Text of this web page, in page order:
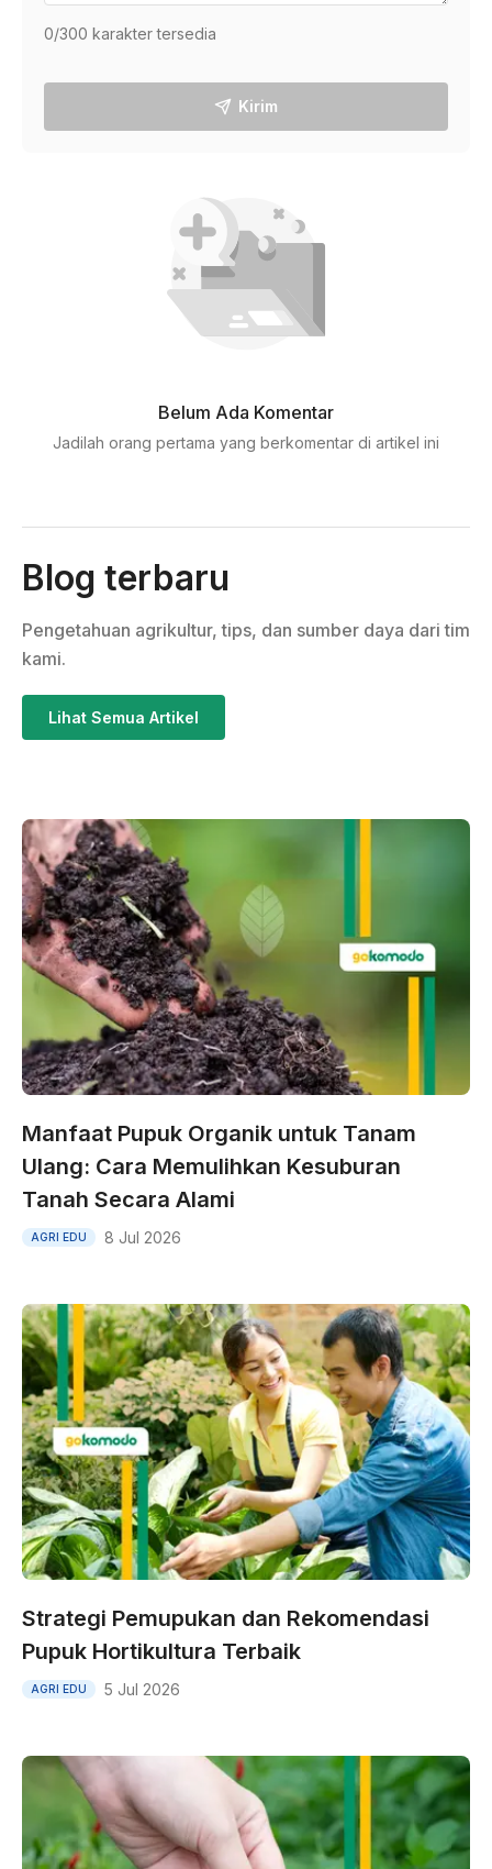
0/300 karakter tersedia
Kirim
Belum Ada Komentar
Jadilah orang pertama yang berkomentar di artikel ini
Blog terbaru
Pengetahuan agrikultur, tips, dan sumber daya dari tim
kami.
Lihat Semua Artikel
Manfaat Pupuk Organik untuk Tanam
Ulang: Cara Memulihkan Kesuburan
Tanah Secara Alami
AGRI EDU 8 Jul 2026
Strategi Pemupukan dan Rekomendasi
Pupuk Hortikultura Terbaik
AGRI EDU 5 Jul 2026